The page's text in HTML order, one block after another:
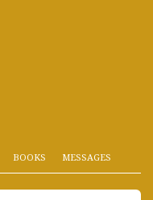
BOOKS MESSAGES